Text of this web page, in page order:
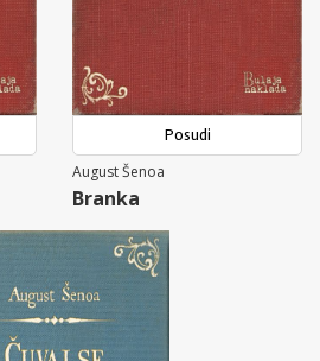
Posudi
August Šenoa
Branka